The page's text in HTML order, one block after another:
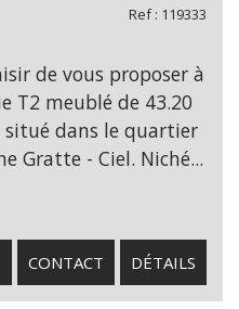
Ref : 119333
de vous proposer à
T2 meublé de 43.20
dans le quartier
Gratte - Ciel. Niché...
CONTACT DÉTAILS